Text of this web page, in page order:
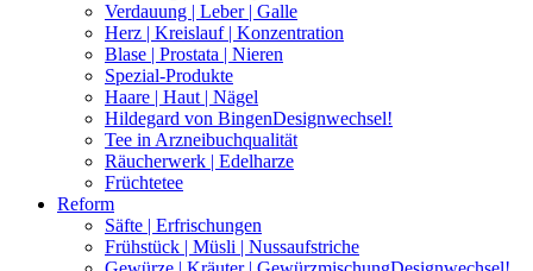
Verdauung | Leber | Galle
Herz | Kreislauf | Konzentration
Blase | Prostata | Nieren
Spezial-Produkte
Haare | Haut | Nägel
Hildegard von BingenDesignwechsel!
Tee in Arzneibuchqualität
Räucherwerk | Edelharze
Früchtetee
Reform
Säfte | Erfrischungen
Frühstück | Müsli | Nussaufstriche